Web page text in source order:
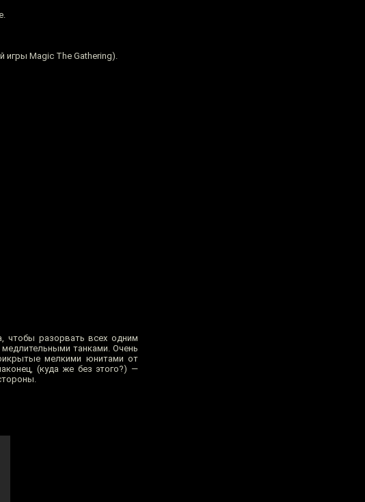
игры Magic The Gathering).
чтобы разорвать всех одним
танками. Очень
мелкими юнитами от
(куда же без этого?) —